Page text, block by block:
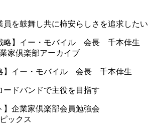
員を鼓舞し共に柿安らしさを追求したい
家倶楽部アーカイブ
】イー・モバイル 会長 千本倖生
ードバンドで主役を目指す
ピックス